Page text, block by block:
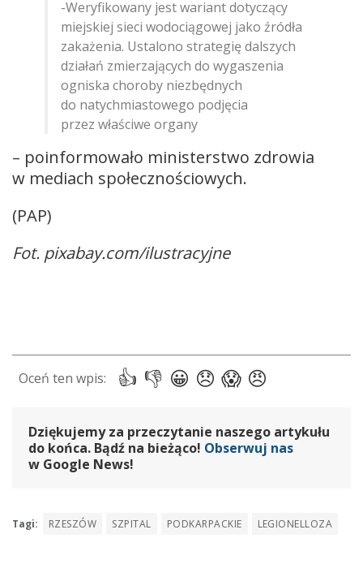
-Weryfikowany jest wariant dotyczący
miejskiej sieci wodociągowej jako źródła
zakażenia. Ustalono strategię dalszych
działań zmierzających do wygaszenia
ogniska choroby niezbędnych
do natychmiastowego podjęcia
przez właściwe organy
– poinformowało ministerstwo zdrowia
w mediach społecznościowych.
(PAP)
Fot. pixabay.com/ilustracyjne
Dziękujemy za przeczytanie naszego artykułu
do końca. Bądź na bieżąco! Obserwuj nas
w Google News!
Tagi: RZESZÓW SZPITAL PODKARPACKIE LEGIONELLOZA